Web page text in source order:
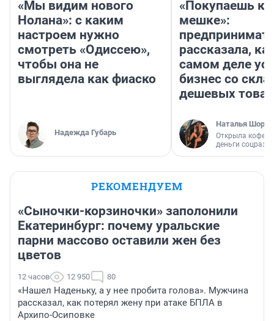
«Мы видим нового
Нолана»: с каким
настроем нужно
смотреть «Одиссею»,
чтобы она не
выглядела как фиаско
Надежда Губарь
«Покупаешь
мешке»:
рассказала,
самом деле
бизнес со
дешевых
Наталья
Открыла
деньги
РЕКОМЕНДУЕМ
«Сыночки-корзиночки» заполонили
Екатеринбург: почему уральские
парни массово оставили жен без
цветов
12 часов 12 950 80
«Нашел Наденьку, а у нее пробита голова». Мужчина
рассказал, как потерял жену при атаке БПЛА в
Архипо-Осиповке